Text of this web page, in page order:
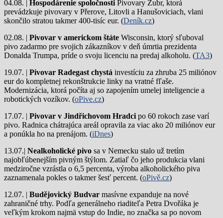
04.08. | Hospodárenie spoločnosti Pivovary Zubr, ktorá
prevádzkuje pivovary v Přerove, Litovli a Hanušoviciach, vlani
skončilo stratou takmer 400-tisíc eur. (Deník.cz)
02.08. | Pivovar v americkom štáte Wisconsin, ktorý sľuboval
pivo zadarmo pre svojich zákazníkov v deň úmrtia prezidenta
Donalda Trumpa, príde o svoju licenciu na predaj alkoholu. (TA3)
19.07. | Pivovar Radegast chystá investíciu za zhruba 25 miliónov
eur do kompletnej rekonštrukcie linky na vratné fľaše.
Modernizácia, ktorá počíta aj so zapojením umelej inteligencie a
robotických vozíkov. (oPive.cz)
17.07. | Pivovar v Jindřichovom Hradci po 60 rokoch zase varí
pivo. Radnica chátrajúca areál opravila za viac ako 20 miliónov eur
a ponúkla ho na prenájom. (iDnes)
13.07.| Nealkoholické pivo sa v Nemecku stalo už tretím
najobľúbenejším pivným štýlom. Zatiaľ čo jeho produkcia vlani
medziročne vzrástla o 6,5 percenta, výroba alkoholického piva
zaznamenala pokles o takmer šesť percent. (oPivě.cz)
12.07. | Budějovický Budvar masívne expanduje na nové
zahraničné trhy. Podľa generálneho riaditeľa Petra Dvořáka je
veľkým krokom najmä vstup do Indie, no značka sa po novom